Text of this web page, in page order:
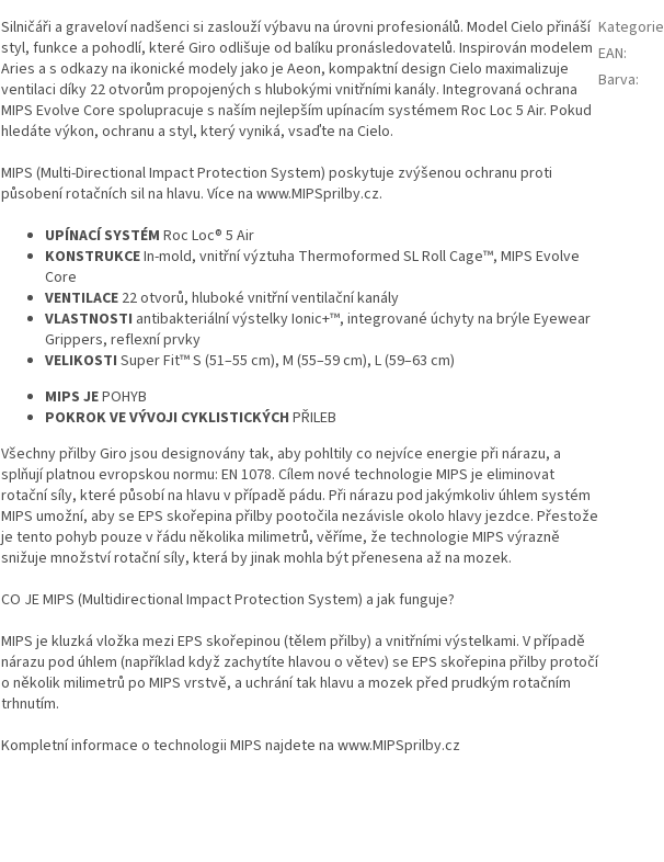
Silničáři a graveloví nadšenci si zaslouží výbavu na úrovni profesionálů. Model Cielo přináší
styl, funkce a pohodlí, které Giro odlišuje od balíku pronásledovatelů. Inspirován modelem
Aries a s odkazy na ikonické modely jako je Aeon, kompaktní design Cielo maximalizuje
ventilaci díky 22 otvorům propojených s hlubokými vnitřními kanály. Integrovaná ochrana
MIPS Evolve Core spolupracuje s naším nejlepším upínacím systémem Roc Loc 5 Air. Pokud
hledáte výkon, ochranu a styl, který vyniká, vsaďte na Cielo.
MIPS (Multi-Directional Impact Protection System) poskytuje zvýšenou ochranu proti
působení rotačních sil na hlavu. Více na www.MIPSprilby.cz.
UPÍNACÍ SYSTÉM Roc Loc® 5 Air
KONSTRUKCEIn-mold, vnitřní výztuha Thermoformed SL Roll Cage™, MIPS Evolve
Core
VENTILACE 22 otvorů, hluboké vnitřní ventilační kanály
VLASTNOSTI antibakteriální výstelky Ionic+™, integrované úchyty na brýle Eyewear
Grippers, reflexní prvky
VELIKOSTI Super Fit™ S (51–55 cm), M (55–59 cm), L (59–63 cm)
MIPS JEPOHYB
POKROK VE VÝVOJI CYKLISTICKÝCH PŘILEB
Všechny přilby Giro jsou designovány tak, aby pohltily co nejvíce energie při nárazu, a
splňují platnou evropskou normu: EN 1078. Cílem nové technologie MIPS je eliminovat
rotační síly, které působí na hlavu v případě pádu. Při nárazu pod jakýmkoliv úhlem systém
MIPS umožní, aby se EPS skořepina přilby pootočila nezávisle okolo hlavy jezdce. Přestože
je tento pohyb pouze v řádu několika milimetrů, věříme, že technologie MIPS výrazně
snižuje množství rotační síly, která by jinak mohla být přenesena až na mozek.
CO JE MIPS (Multidirectional Impact Protection System) a jak funguje?
MIPS je kluzká vložka mezi EPS skořepinou (tělem přilby) a vnitřními výstelkami. V případě
nárazu pod úhlem (například když zachytíte hlavou o větev) se EPS skořepina přilby protočí
o několik milimetrů po MIPS vrstvě, a uchrání tak hlavu a mozek před prudkým rotačním
trhnutím.
Kompletní informace o technologii MIPS najdete na www.MIPSprilby.cz
Kategorie
EAN:
Barva: